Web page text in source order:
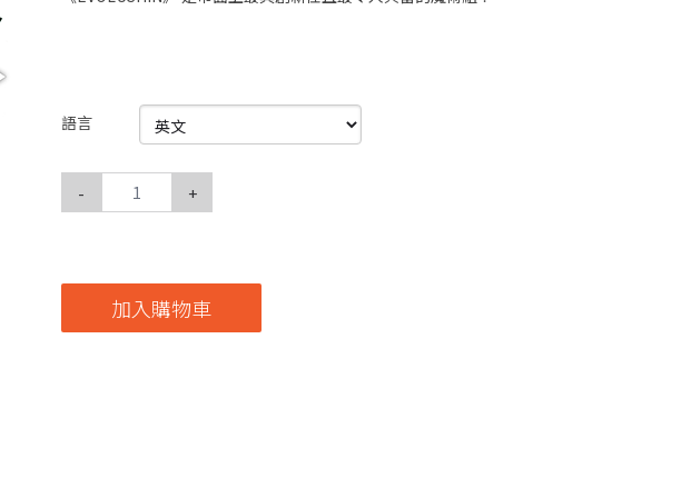
語言
- +
加入購物車